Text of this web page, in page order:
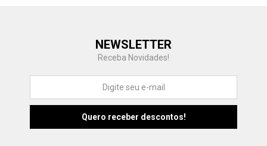
NEWSLETTER
Receba Novidades!
Fu Fujisom